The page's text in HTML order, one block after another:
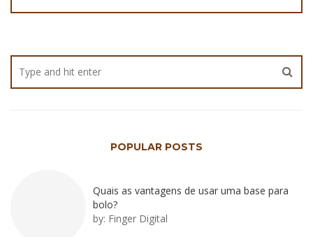
POPULAR POSTS
Quais as vantagens de usar uma base para
bolo?
by: Finger Digital